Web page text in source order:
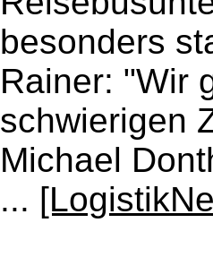
besonders
Rainer: "Wir
schwierigen
Michael
...